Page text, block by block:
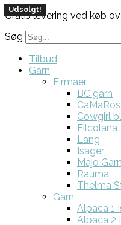
Gratis levering ved køb
Søg
Tilbud
Garn
Firmaer
BC garn
Cowgirl
Filcolana
Lang
Isager
Majo Garn
Rauma
Thelma
Garn
Alpaca 1
Alpaca 2
Udsolgt!